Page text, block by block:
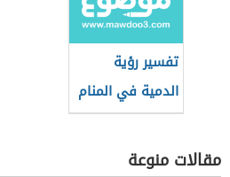
تفسير رؤية
الدمية في المنام
مقالات منوعة